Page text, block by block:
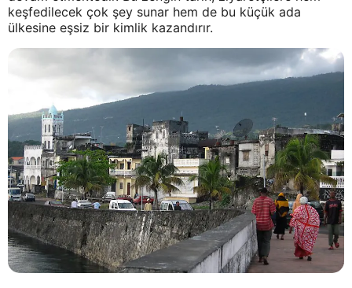
keşfedilecek çok şey sunar hem de bu küçük ada
ülkesine eşsiz bir kimlik kazandırır.